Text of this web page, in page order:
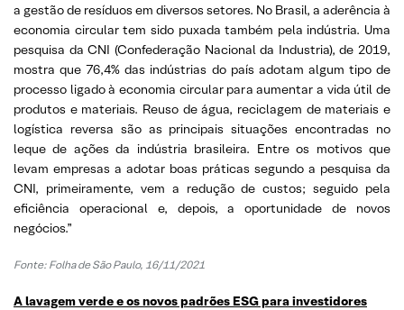
a gestão de resíduos em diversos setores. No Brasil, a aderência à
economia circular tem sido puxada também pela indústria. Uma
pesquisa da CNI (Confederação Nacional da Industria), de 2019,
mostra que 76,4% das indústrias do país adotam algum tipo de
processo ligado à economia circular para aumentar a vida útil de
produtos e materiais. Reuso de água, reciclagem de materiais e
logística reversa são as principais situações encontradas no
leque de ações da indústria brasileira. Entre os motivos que
levam empresas a adotar boas práticas segundo a pesquisa da
CNI, primeiramente, vem a redução de custos; seguido pela
eficiência operacional e, depois, a oportunidade de novos
negócios.”
Fonte: Folha de São Paulo, 16/11/2021
A lavagem verde e os novos padrões ESG para investidores